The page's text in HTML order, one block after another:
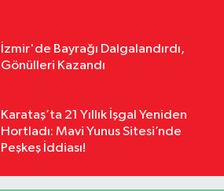
İzmir'de Bayrağı Dalgalandırdı,
Gönülleri Kazandı
Karataş’ta 21 Yıllık İşgal Yeniden
Hortladı: Mavi Yunus Sitesi’nde
Peşkeş İddiası!